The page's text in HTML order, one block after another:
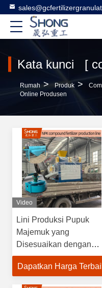
Rumah > Produk >
Online Produsen
Video
Lini Produksi Pupuk
Majemuk yang
Disesuaikan dengan
Bahan Pelapis Polimer
dan Diameter Butiran
Dapatkan Harga